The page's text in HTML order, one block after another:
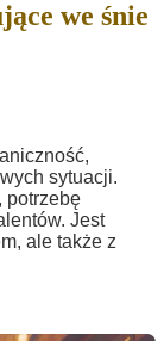
we śnie
sytuacji.
potrzebę
Jest
ale także z